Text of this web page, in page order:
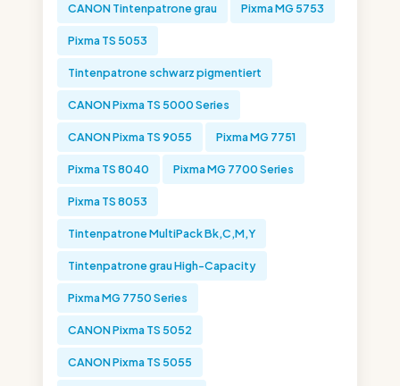
CANON Tintenpatrone grau Pixma MG 5753
Pixma TS 5053
Tintenpatrone schwarz pigmentiert
CANON Pixma TS 5000 Series
CANON Pixma TS 9055 Pixma MG 7751
Pixma TS 8040 Pixma MG 7700 Series
Pixma TS 8053
Tintenpatrone MultiPack Bk,C,M,Y
Tintenpatrone grau High-Capacity
Pixma MG 7750 Series
CANON Pixma TS 5052
CANON Pixma TS 5055